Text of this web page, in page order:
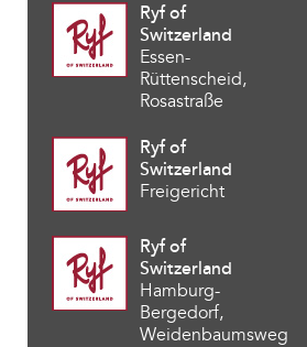
Ryf of
Switzerland
Essen-
Rüttenscheid,
Rosastraße
Ryf of
Switzerland
Freigericht
Ryf of
Switzerland
Hamburg-
Bergedorf,
Weidenbaumsweg